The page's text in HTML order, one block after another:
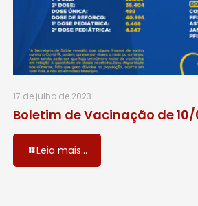
17 de julho de 2023
Boletim de Vacinação de
Leia mais...